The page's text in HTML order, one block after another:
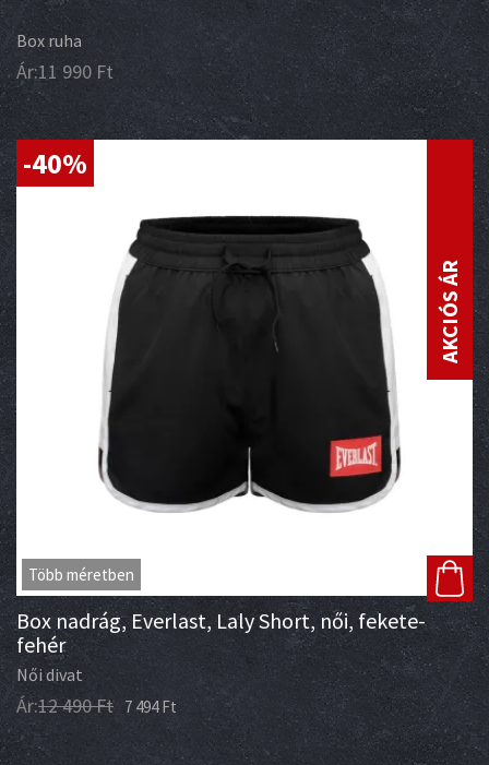
Box ruha
Ár:11 990 Ft
AKCIÓS ÁR
Több méretben
-40%
Box nadrág, Everlast, Laly Short, női, fekete-
fehér
Női divat
Ár:12 490Ft 7 494Ft